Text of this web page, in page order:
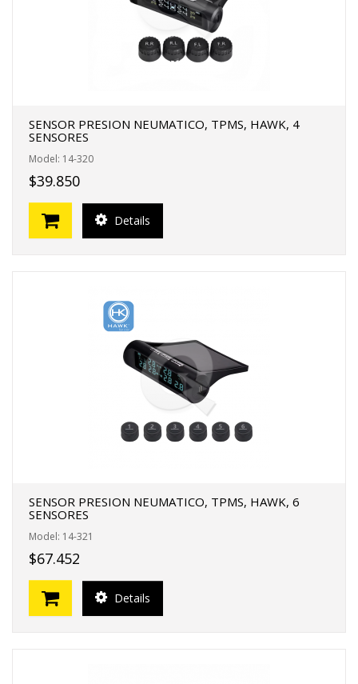
SENSOR PRESION NEUMATICO, TPMS, HAWK, 4
SENSORES
Model: 14-320
$39.850
Details
SENSOR PRESION NEUMATICO, TPMS, HAWK, 6
SENSORES
Model: 14-321
$67.452
Details